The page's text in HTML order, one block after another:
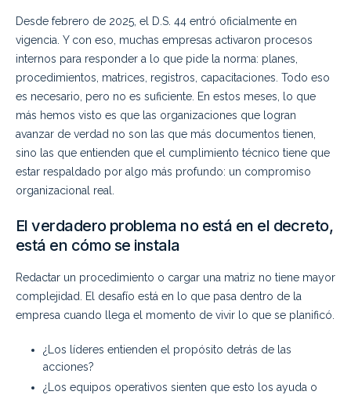
Desde febrero de 2025, el D.S. 44 entró oficialmente en
vigencia. Y con eso, muchas empresas activaron procesos
internos para responder a lo que pide la norma: planes,
procedimientos, matrices, registros, capacitaciones. Todo eso
es necesario, pero no es suficiente. En estos meses, lo que
más hemos visto es que las organizaciones que logran
avanzar de verdad no son las que más documentos tienen,
sino las que entienden que el cumplimiento técnico tiene que
estar respaldado por algo más profundo: un compromiso
organizacional real.
El verdadero problema no está en el decreto,
está en cómo se instala
Redactar un procedimiento o cargar una matriz no tiene mayor
complejidad. El desafío está en lo que pasa dentro de la
empresa cuando llega el momento de vivir lo que se planificó.
¿Los líderes entienden el propósito detrás de las
acciones?
¿Los equipos operativos sienten que esto los ayuda o